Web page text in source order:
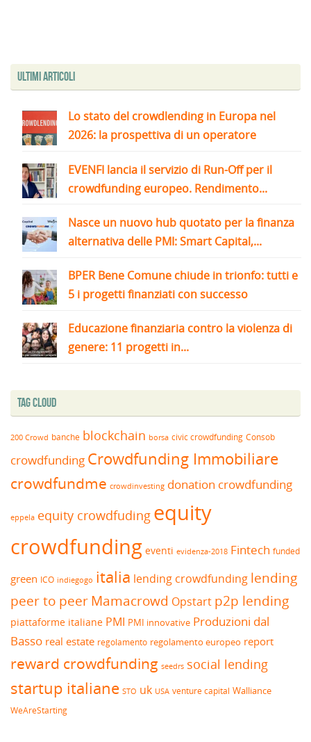
Ultimi articoli
Lo stato del crowdlending in Europa nel
2026: la prospettiva di un operatore
EVENFI lancia il servizio di Run-Off per il
crowdfunding europeo. Rendimento...
Nasce un nuovo hub quotato per la finanza
alternativa delle PMI: Smart Capital,...
BPER Bene Comune chiude in trionfo: tutti e
5 i progetti finanziati con successo
Educazione finanziaria contro la violenza di
genere: 11 progetti in...
Tag Cloud
200 Crowd banche blockchain borsa civic crowdfunding Consob
crowdfunding Crowdfunding Immobiliare
crowdfundme crowdinvesting donation crowdfunding
eppela equity crowdfuding equity
crowdfunding eventi evidenza-2018 Fintech funded
green ICO indiegogo italia lending crowdfunding lending
peer to peerMamacrowd Opstart p2p lending
piattaforme italiane PMI PMI innovative Produzioni dal
Basso real estate regolamento regolamento europeo report
reward crowdfunding seedrs social lending
startup italiane STO uk USA venture capital Walliance
WeAreStarting